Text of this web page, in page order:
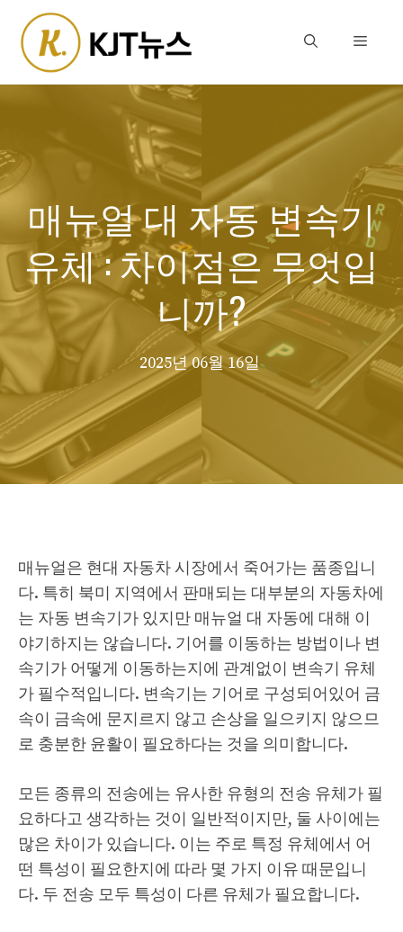
content
Menu
매뉴얼 대 자동 변속기
유체 : 차이점은 무엇입
니까?
2025년 06월 16일
매뉴얼은 현대 자동차 시장에서 죽어가는 품종입니
다. 특히 북미 지역에서 판매되는 대부분의 자동차에
는 자동 변속기가 있지만 매뉴얼 대 자동에 대해 이
야기하지는 않습니다. 기어를 이동하는 방법이나 변
속기가 어떻게 이동하는지에 관계없이 변속기 유체
가 필수적입니다. 변속기는 기어로 구성되어있어 금
속이 금속에 문지르지 않고 손상을 일으키지 않으므
로 충분한 윤활이 필요하다는 것을 의미합니다.
모든 종류의 전송에는 유사한 유형의 전송 유체가 필
요하다고 생각하는 것이 일반적이지만, 둘 사이에는
많은 차이가 있습니다. 이는 주로 특정 유체에서 어
떤 특성이 필요한지에 따라 몇 가지 이유 때문입니
다. 두 전송 모두 특성이 다른 유체가 필요합니다.